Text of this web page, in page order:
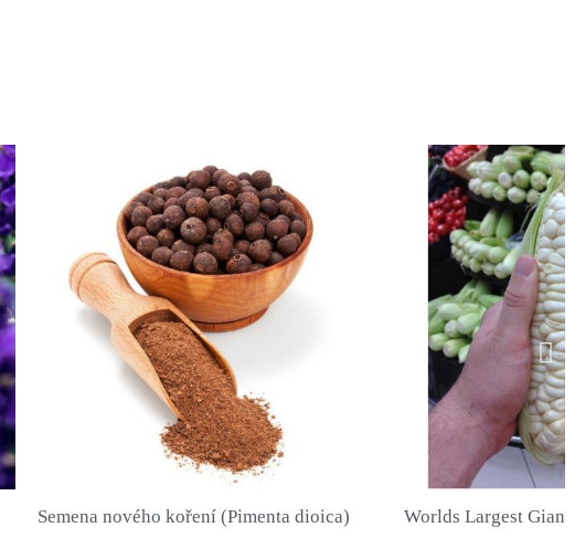
RYCHLÝ NÁHLED RYCHLÝ